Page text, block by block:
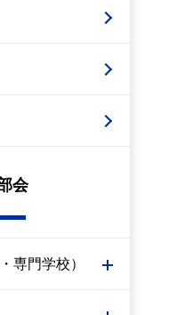
会
専門学校）